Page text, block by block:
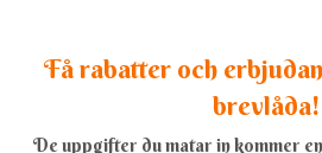
Få rabatter och
brevlåda!
De uppgifter du matar in kommer